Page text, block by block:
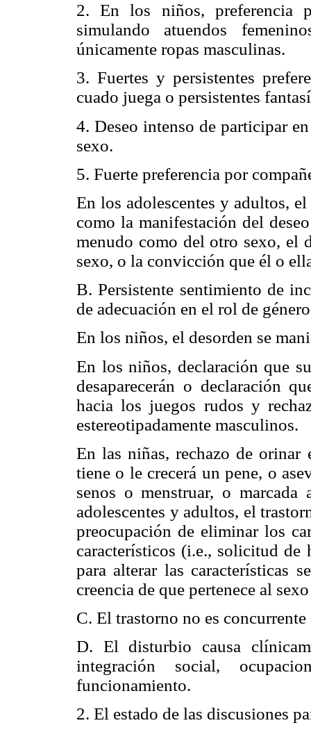
2. En los niños, preferencia
simulando atuendos
únicamente ropas masculinas.
3. Fuertes y persistentes
cuado juega o persistentes
4. Deseo intenso de participar
sexo.
5. Fuerte preferencia por
En los adolescentes y adultos,
como la manifestación del
menudo como del otro sexo, el
sexo, o la convicción que él o
B. Persistente sentimiento de
de adecuación en el rol de
En los niños, el desorden se
En los niños, declaración que
desaparecerán o declaración
hacia los juegos rudos y
estereotipadamente masculinos.
En las niñas, rechazo de orinar
tiene o le crecerá un pene, o
senos o menstruar, o
adolescentes y adultos, el
preocupación de eliminar los
característicos (i.e., solicitud de
para alterar las características
creencia de que pertenece al
C. El trastorno no es
D. El disturbio causa
integración social,
funcionamiento.
2. El estado de las discusiones